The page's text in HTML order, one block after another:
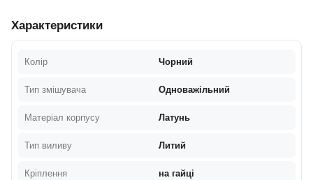
Характеристики
Колір Чорний
Тип змішувача Одноважільний
Матеріал корпусу Латунь
Тип виливу Литий
Кріплення на гайці